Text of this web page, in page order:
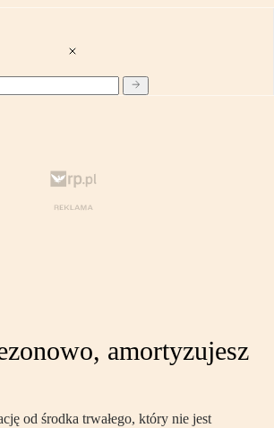
amortyzujesz
od środka trwałego, który nie jest